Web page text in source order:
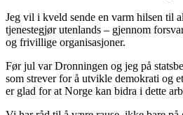
Jeg vil i kveld sende en varm hilsen til
tjenestegjør utenlands – gjennom
og frivillige organisasjoner.
Før jul var Dronningen og jeg på
som strever for å utvikle demokrati og
er glad for at Norge kan bidra i dette